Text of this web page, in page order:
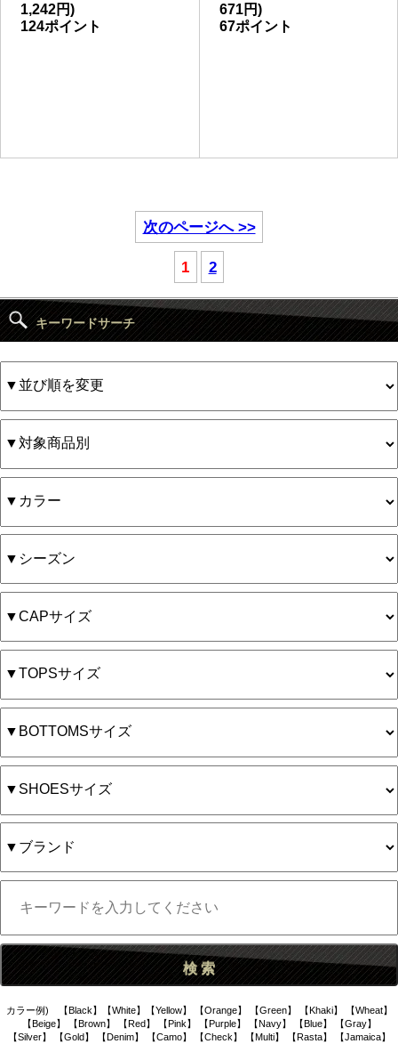
1,242円)
124ポイント
671円)
67ポイント
次のページへ >>
1 2
キーワードサーチ
カラー例) 【Black】【White】【Yellow】 【Orange】 【Green】 【Khaki】 【Wheat】
【Beige】 【Brown】 【Red】 【Pink】 【Purple】 【Navy】 【Blue】 【Gray】
【Silver】 【Gold】 【Denim】 【Camo】 【Check】 【Multi】 【Rasta】 【Jamaica】